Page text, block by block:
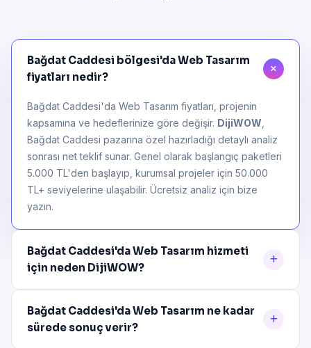
Bağdat Caddesi bölgesi'da Web Tasarım
fiyatları nedir?
Bağdat Caddesi'da Web Tasarım fiyatları, projenin
kapsamına ve hedeflerinize göre değişir. DijiWOW
Bağdat Caddesi pazarına özel hazırladığı detaylı analiz
sonrası net teklif sunar. Genel olarak başlangıç paketleri
5.000 TL'den başlayıp, kurumsal projeler için 50.000
TL+ seviyelerine ulaşabilir. Ücretsiz analiz için bize
yazın.
Bağdat Caddesi'da Web Tasarım hizmeti
için neden DijiWOW?
Bağdat Caddesi'da Web Tasarım ne kadar
sürede sonuç verir?